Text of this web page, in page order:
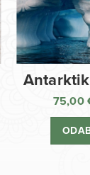
75,00